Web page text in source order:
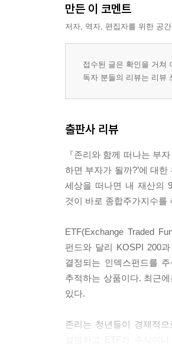
만든 이 코멘트
저자, 역자, 편집자를 위한 공
접수된 글은 확인을 거쳐
독자 분들의 리뷰는 리뷰
출판사 리뷰
『존리와 함께 떠나는 부
하면 부자가 될까?’에 대
세상을 떠나면 내 재산의
것이 바로 종합주가지수를
ETF(Exchange Traded
펀드와 달리 KOSPI 200
결정되는 인덱스펀드를
추적하는 상품이다. 최근
있다.
존리는 청년들이 경제적